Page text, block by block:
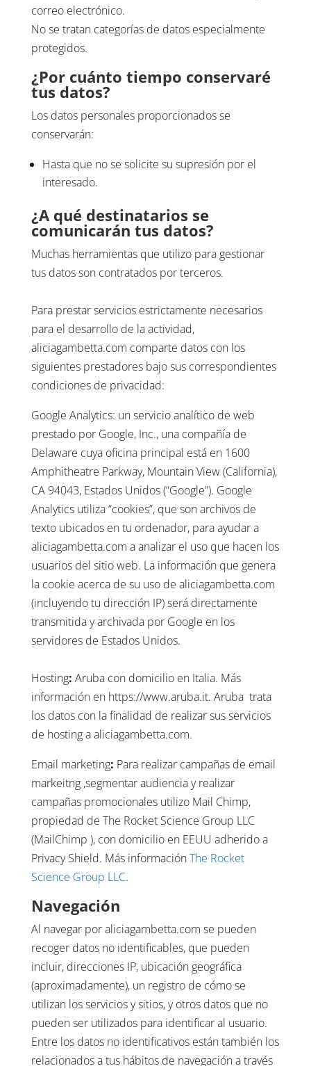
correo electrónico.
No se tratan categorías de datos especialmente
protegidos.
¿Por cuánto tiempo conservaré
tus datos?
Los datos personales proporcionados se
conservarán:
Hasta que no se solicite su supresión por el
interesado.
¿A qué destinatarios se
comunicarán tus datos?
Muchas herramientas que utilizo para gestionar
tus datos son contratados por terceros.
Para prestar servicios estrictamente necesarios
para el desarrollo de la actividad,
aliciagambetta.com comparte datos con los
siguientes prestadores bajo sus correspondientes
condiciones de privacidad:
Google Analytics: un servicio analítico de web
prestado por Google, Inc., una compañía de
Delaware cuya oficina principal está en 1600
Amphitheatre Parkway, Mountain View (California),
CA 94043, Estados Unidos (“Google”). Google
Analytics utiliza “cookies”, que son archivos de
texto ubicados en tu ordenador, para ayudar a
aliciagambetta.com a analizar el uso que hacen los
usuarios del sitio web. La información que genera
la cookie acerca de su uso de aliciagambetta.com
(incluyendo tu dirección IP) será directamente
transmitida y archivada por Google en los
servidores de Estados Unidos.
Hosting: Aruba con domicilio en Italia. Más
información en https://www.aruba.it. Aruba trata
los datos con la finalidad de realizar sus servicios
de hosting a aliciagambetta.com.
Email marketing: Para realizar campañas de email
markeitng ,segmentar audiencia y realizar
campañas promocionales utilizo Mail Chimp,
propiedad de The Rocket Science Group LLC
(MailChimp ), con domicilio en EEUU adherido a
Privacy Shield. Más informaciónThe Rocket
Science Group LLC.
Navegación
Al navegar por aliciagambetta.com se pueden
recoger datos no identificables, que pueden
incluir, direcciones IP, ubicación geográfica
(aproximadamente), un registro de cómo se
utilizan los servicios y sitios, y otros datos que no
pueden ser utilizados para identificar al usuario.
Entre los datos no identificativos están también los
relacionados a tus hábitos de navegación a través